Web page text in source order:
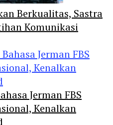
Berkualitas, Sastra
Komunikasi
Jerman FBS
Kenalkan